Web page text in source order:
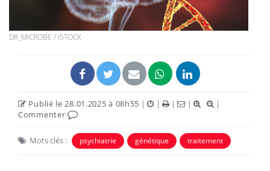
DR_MICROBE / ISTOCK
Publié le 28.01.2025 à 08h55 | | | |
|
Commenter
Mots clés : psychiatrie génétique traitement